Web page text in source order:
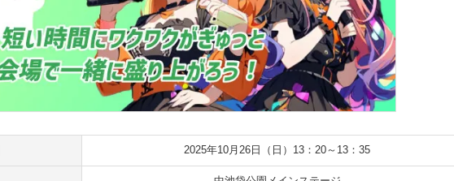
2025年10月26日（日）13：20～13：35